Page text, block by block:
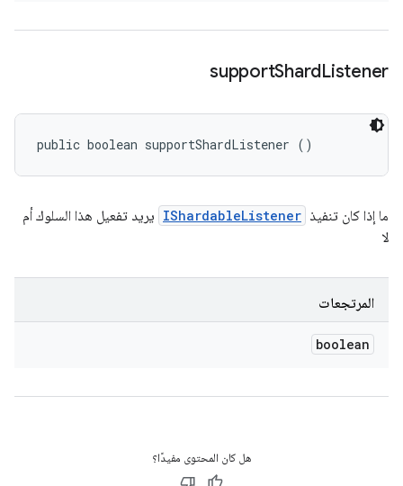
supportShardListener
public boolean supportShardListener ()
ما إذا كان تنفيذ IShardableListener يريد تفعيل هذا السلوك أم
لا
المرتجعات
boolean
هل كان المحتوى مفيدًا؟